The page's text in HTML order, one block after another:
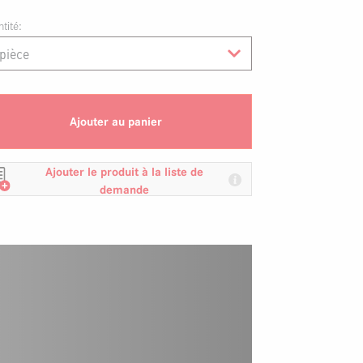
Ajouter au panier
Ajouter le produit à la liste de
demande